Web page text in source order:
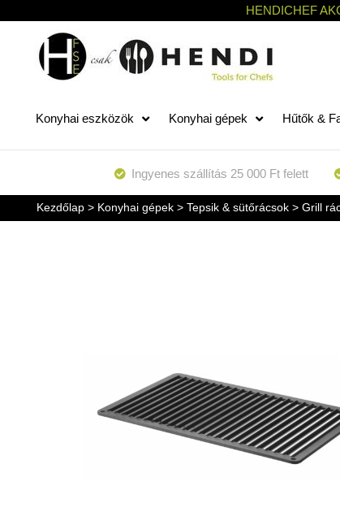
HENDICHEF
Konyhai eszközök Konyhai gépek Hűtők &
Ingyenes szállítás 25 000 Ft felett
Kezdőlap> Konyhai gépek> Tepsik & sütőrácsok> Grill